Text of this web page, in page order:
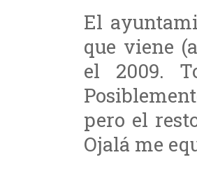
El
que viene
el 2009.
pero el
Ojalá me